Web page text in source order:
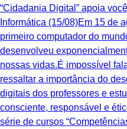
“Cidadania Digital” apoia
Informática (15/08)Em 15 de
primeiro computador do
desenvolveu
nossas vidas.É impossível
ressaltar a importância do
digitais dos professores e
consciente, responsável e
série de cursos